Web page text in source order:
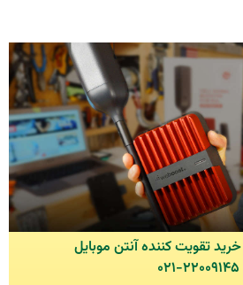
تقویت کننده آنتن موبایل
۰۲۱-۲۲۰۰۹۱۴۵